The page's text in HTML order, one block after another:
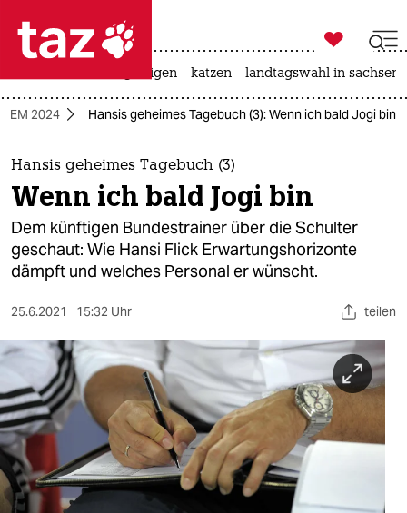
 taz zahl ich
taz zahl ich
themen
politik
öko
gesellschaft
sport
berlin
nord
wahrheit

taz zahl ich
bergsteigen katzen landtagswahl in
EM 2024 Hansis geheimes Tagebuch (3): Wenn ich bald Jogi bin
Hansis geheimes Tagebuch (3)
Wenn ich bald Jogi bin
Dem künftigen Bundestrainer über die Schulter
geschaut: Wie Hansi Flick Erwartungshorizonte
dämpft und welches Personal er wünscht.
25.6.2021 15:32 Uhr teilen